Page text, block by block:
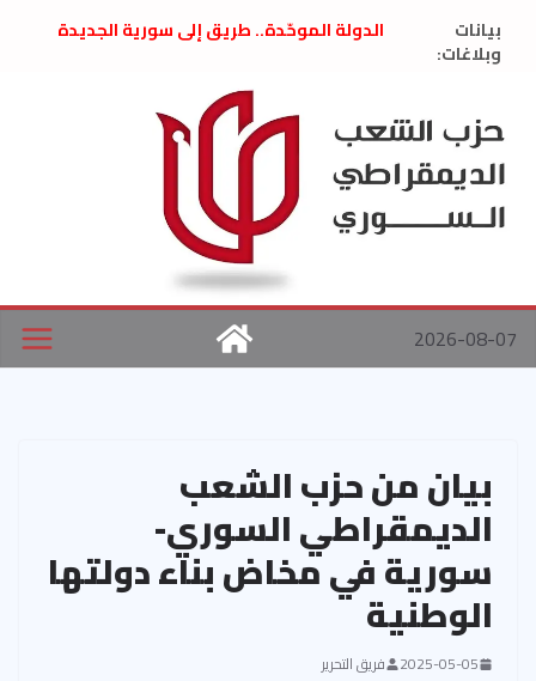
بيانات
وبلاغات:
الدولة الموحّدة.. طريق إلى سورية الجديدة
العام السابق لحزب الاتحاد الاشتراكي العربي
الديمقراطي
بلاغ صادر عن اجتماع اللجنة المركزية نيسان
2026
الحرب الأمريكية الإسرائيلية على نظام الملالي
في إيران .. بيان من حزب الشعب الديمقراطي
السوري
2026-08-07
بيان من حزب الشعب
الديمقراطي السوري-
سورية في مخاض بناء دولتها
الوطنية
2025-05-05 فريق التحرير